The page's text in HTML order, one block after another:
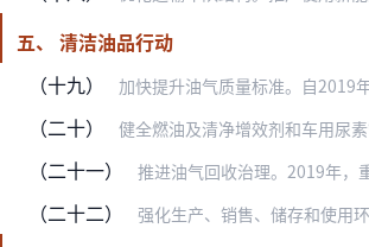
五、 清洁油品行动
（十九）
加快提升油气质量标准。自2019年1月1日起，全国全面供应符合国六标准的车用汽柴油，停止销售普通柴油和低于
（二十） 健全燃油及清净增效剂和车用尿素管理制度。开展燃油生产加工企业专项整治，依法取缔违法违规企业，对生产不合格油
（二十一） 推进油气回收治理。2019年，重点区域加油站、储油库、油罐车基本完成油气回收治理工作，其他区域城市建成
（二十二） 强化生产、销售、储存和使用环节监管。严厉打击生产、销售、储存和使用不合格油品、天然气和车用尿素行为，依